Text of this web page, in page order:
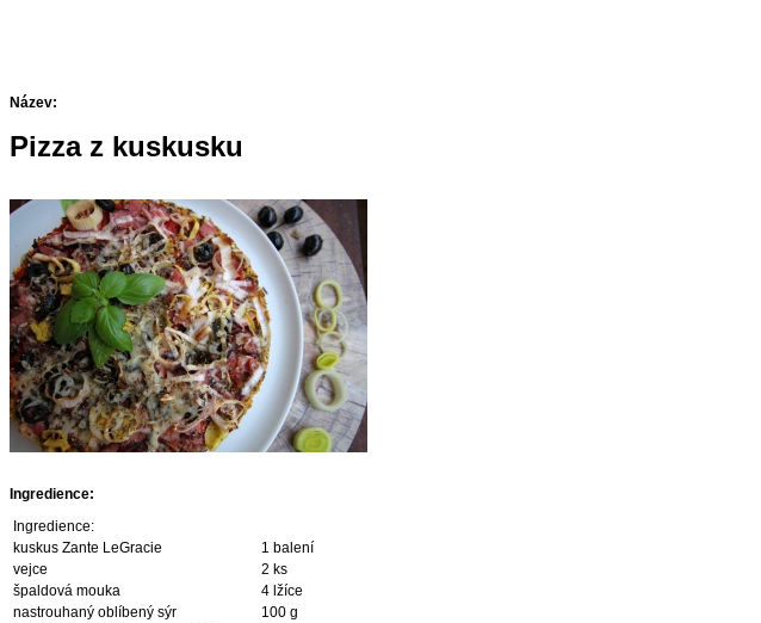
Název:
Pizza z kuskusku
Ingredience:
Ingredience:
kuskus Zante LeGracie
1 balení
vejce
2 ks
špaldová mouka
4 lžíce
nastrouhaný oblíbený sýr
100 g